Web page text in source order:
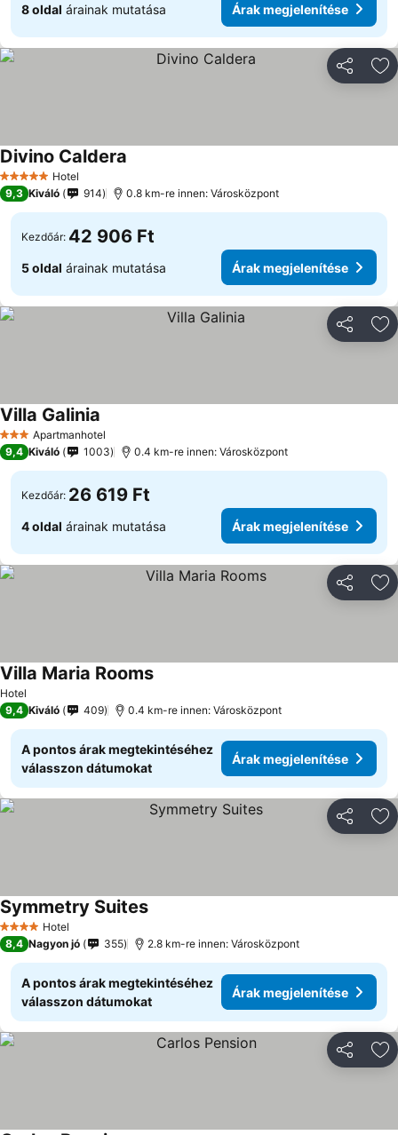
8 oldal árainak mutatása Árak megjelenítése
5 KategóriaHotel
Divino Caldera
9,3 Kiváló 914 0.8 km-re innen: Városközpont
Kezdőár: 42 906 Ft
5 oldal árainak mutatása Árak megjelenítése
3 KategóriaApartmanhotel
Villa Galinia
9,4 Kiváló 1003 0.4 km-re innen: Városközpont
Kezdőár: 26 619 Ft
4 oldal árainak mutatása Árak megjelenítése
Hotel
Villa Maria RoomsÁrak megjelenítése
9,4 Kiváló 409 0.4 km-re innen: Városközpont
A pontos árak megtekintéséhez
válasszon dátumokat
Árak megjelenítése
4 KategóriaHotel
Symmetry SuitesÁrak megjelenítése
8,4 Nagyon jó 355 2.8 km-re innen: Városközpont
A pontos árak megtekintéséhez
válasszon dátumokat
Árak megjelenítése